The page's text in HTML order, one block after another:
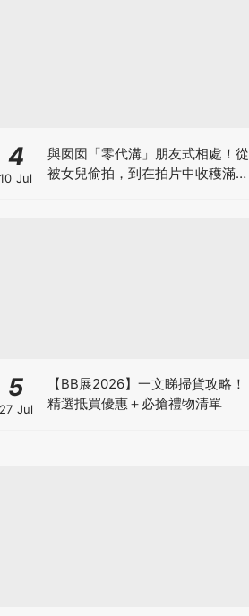
4
10 Jul
與囡囡「零代溝」朋友式相處！從
被女兒偷拍，到在拍片中收穫滿足
5
27 Jul
【BB展2026】一文睇掃貨攻略！
精選抵買優惠＋必搶禮物清單